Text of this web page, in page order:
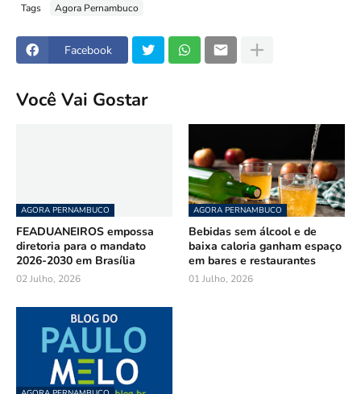
Tags Agora Pernambuco
Facebook
Você Vai Gostar
AGORA PERNAMBUCO
FEADUANEIROS empossa
diretoria para o mandato
2026-2030 em Brasília
02 Julho, 2026
AGORA PERNAMBUCO
Bebidas sem álcool e de
baixa caloria ganham espaço
em bares e restaurantes
01 Julho, 2026